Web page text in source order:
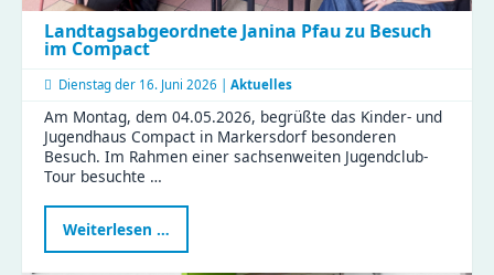
Landtagsabgeordnete Janina Pfau zu Besuch
im Compact
Dienstag der 16. Juni 2026 | Aktuelles
Am Montag, dem 04.05.2026, begrüßte das Kinder- und
Jugendhaus Compact in Markersdorf besonderen
Besuch. Im Rahmen einer sachsenweiten Jugendclub-
Tour besuchte …
Weiterlesen …
Janina